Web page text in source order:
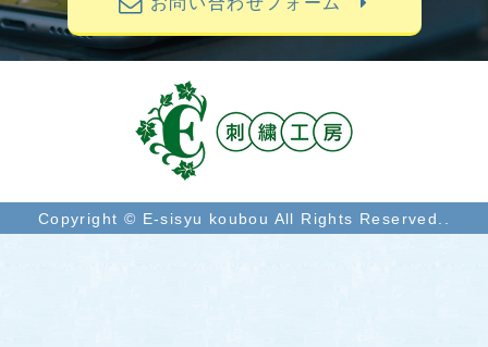
Copyright © E-sisyu koubou All Rights Reserved..